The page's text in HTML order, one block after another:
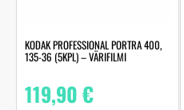
KODAK PROFESSIONAL PORTRA 400,
135-36 (5KPL) – VÄRIFILMI
119,90€